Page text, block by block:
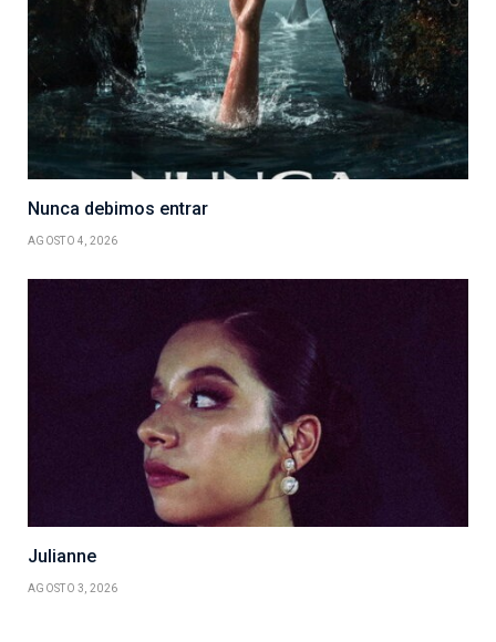
Nunca debimos entrar
AGOSTO 4, 2026
Julianne
AGOSTO 3, 2026